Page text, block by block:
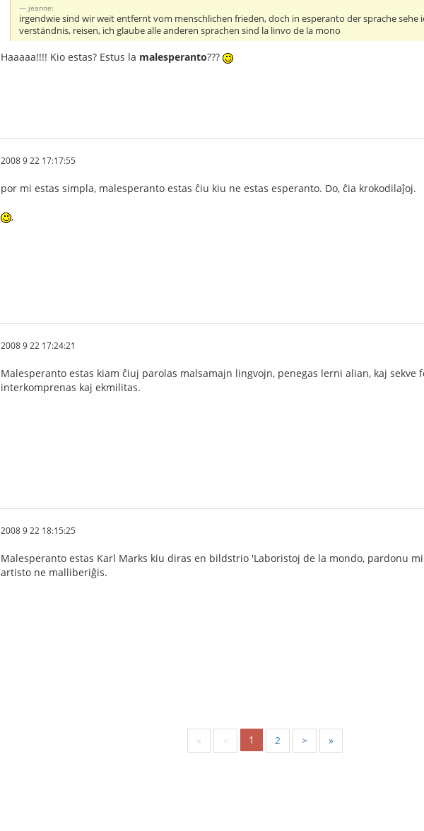
jeanne:
irgendwie sind wir weit entfernt vom menschlichen frieden, doch in esperanto der sprache
verständnis, reisen, ich glaube alle anderen sprachen sind la linvo de la mono
Haaaaa!!!! Kio estas? Estus la malesperanto???
2008 9 22 17:17:55
por mi estas simpla, malesperanto estas ĉiu kiu ne estas esperanto. Do, ĉia krokodilaĵoj.
,
2008 9 22 17:24:21
Malesperanto estas kiam ĉiuj parolas malsamajn lingvojn, penegas lerni alian, kaj sekve
interkomprenas kaj ekmilitas.
2008 9 22 18:15:25
Malesperanto estas Karl Marks kiu diras en bildstrio 'Laboristoj de la mondo, pardonu
artisto ne malliberiĝis.
« < 1 2 > »